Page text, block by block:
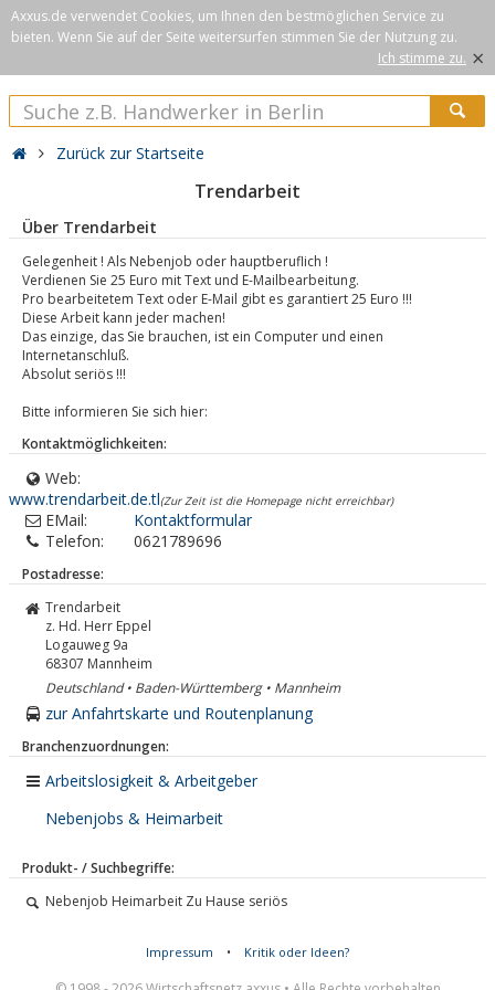
Axxus.de verwendet Cookies, um Ihnen den bestmöglichen Service zu
bieten. Wenn Sie auf der Seite weitersurfen stimmen Sie der Nutzung zu.
Ich stimme zu. ×
Zurück zur Startseite
Trendarbeit
Über Trendarbeit
Gelegenheit ! Als Nebenjob oder hauptberuflich !
Verdienen Sie 25 Euro mit Text und E-Mailbearbeitung.
Pro bearbeitetem Text oder E-Mail gibt es garantiert 25 Euro !!!
Diese Arbeit kann jeder machen!
Das einzige, das Sie brauchen, ist ein Computer und einen
Internetanschluß.
Absolut seriös !!!
Bitte informieren Sie sich hier:
Kontaktmöglichkeiten:
Web:
www.trendarbeit.de.tl(Zur Zeit ist die Homepage nicht erreichbar)
EMail:
Kontaktformular
Telefon:
0621789696
Postadresse:
Trendarbeit
z. Hd. Herr Eppel
Logauweg 9a
68307 Mannheim
Deutschland • Baden-Württemberg • Mannheim
zur Anfahrtskarte und Routenplanung
Branchenzuordnungen:
Arbeitslosigkeit & Arbeitgeber
Nebenjobs & Heimarbeit
Produkt- / Suchbegriffe:
Nebenjob Heimarbeit Zu Hause seriös
Impressum • Kritik oder Ideen?